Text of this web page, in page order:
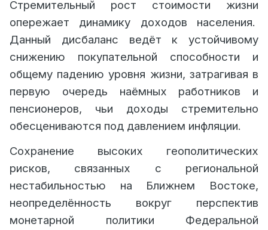
Стремительный рост стоимости жизни
опережает динамику доходов населения.
Данный дисбаланс ведёт к устойчивому
снижению покупательной способности и
общему падению уровня жизни, затрагивая в
первую очередь наёмных работников и
пенсионеров, чьи доходы стремительно
обесцениваются под давлением инфляции.
Сохранение высоких геополитических
рисков, связанных с региональной
нестабильностью на Ближнем Востоке,
неопределённость вокруг перспектив
монетарной политики Федеральной